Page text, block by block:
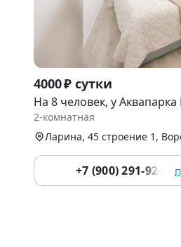
Item
1
of
9
4000 ₽ сутки
На 8 человек, у
2-комнатная
+7 (900) 291-92-83